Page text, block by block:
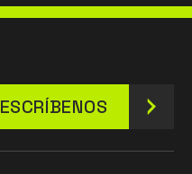
ESCRÍBENOS